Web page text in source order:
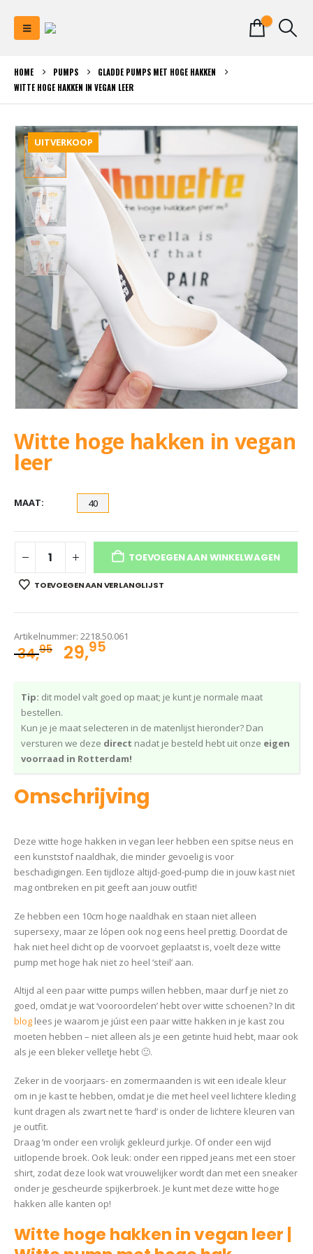
HOME PUMPS
GLADDE PUMPS MET HOGE HAKKEN
WITTE HOGE HAKKEN IN VEGAN LEER
UITVERKOOP
Witte hoge hakken in vegan
leer
MAAT 40
TOEVOEGEN AAN WINKELWAGEN
TOEVOEGEN AAN VERLANGLIJST
Artikelnummer: 2218.50.061
34,95 Oorspronkelijke
34,95.
29,95
29,95.
Tip: dit model valt goed op maat; je kunt je normale maat
bestellen.
Kun je je maat selecteren in de matenlijst hieronder? Dan
versturen we deze direct nadat je besteld hebt uit onze eigen
voorraad in Rotterdam!
Omschrijving
Deze witte hoge hakken in vegan leer hebben een spitse neus en
een kunststof naaldhak, die minder gevoelig is voor
beschadigingen. Een tijdloze altijd-goed-pump die in jouw kast niet
mag ontbreken en pit geeft aan jouw outfit!
Ze hebben een 10cm hoge naaldhak en staan niet alleen
supersexy, maar ze lópen ook nog eens heel prettig. Doordat de
hak niet heel dicht op de voorvoet geplaatst is, voelt deze witte
pump met hoge hak niet zo heel ‘steil’ aan.
Altijd al een paar witte pumps willen hebben, maar durf je niet zo
goed, omdat je wat ‘vooroordelen’ hebt over witte schoenen? In dit
blog lees je waarom je júist een paar witte hakken in je kast zou
moeten hebben – niet alleen als je een getinte huid hebt, maar ook
als je een bleker velletje hebt 🙂.
Zeker in de voorjaars- en zomermaanden is wit een ideale kleur
om in je kast te hebben, omdat je die met heel veel lichtere kleding
kunt dragen als zwart net te ‘hard’ is onder de lichtere kleuren van
je outfit.
Draag ‘m onder een vrolijk gekleurd jurkje. Of onder een wijd
uitlopende broek. Ook leuk: onder een ripped jeans met een stoer
shirt, zodat deze look wat vrouwelijker wordt dan met een sneaker
onder je gescheurde spijkerbroek. Je kunt met deze witte hoge
hakken alle kanten op!
Witte hoge hakken in vegan leer |